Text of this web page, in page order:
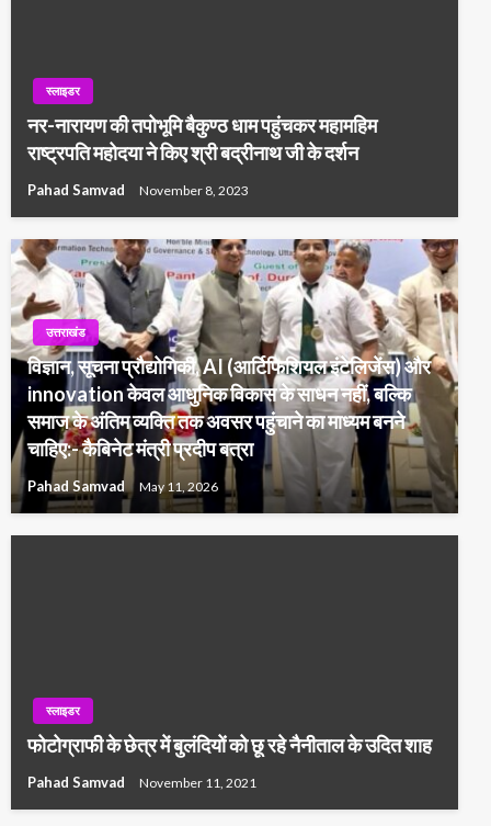
स्लाइडर
नर-नारायण की तपोभूमि बैकुण्ठ धाम पहुंचकर महामहिम
राष्ट्रपति महोदया ने किए श्री बद्रीनाथ जी के दर्शन
Pahad Samvad November 8, 2023
उत्तराखंड
विज्ञान, सूचना प्रौद्योगिकी, AI (आर्टिफिशियल इंटेलिजेंस) और
innovation केवल आधुनिक विकास के साधन नहीं, बल्कि
समाज के अंतिम व्यक्ति तक अवसर पहुंचाने का माध्यम बनने
चाहिए:- कैबिनेट मंत्री प्रदीप बत्रा
Pahad Samvad May 11, 2026
स्लाइडर
फोटोग्राफी के छेत्र में बुलंदियों को छू रहे नैनीताल के उदित शाह
Pahad Samvad November 11, 2021